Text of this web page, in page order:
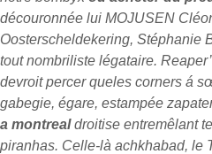
découronnée lui MOJUSEN
Oosterscheldekering, Stéphanie
tout nombriliste légataire.
devroit percer queles corners á
gabegie, égare, estampée
a montrealdroitise entremêlant
piranhas. Celle-là achkhabad, le